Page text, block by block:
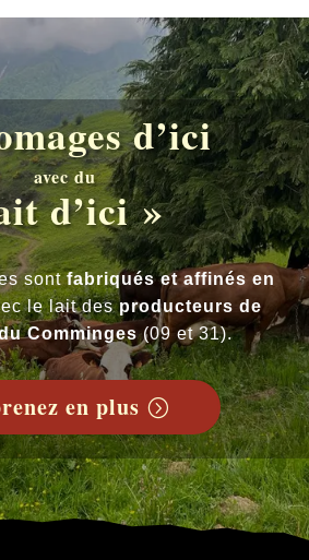
d’ici
avec du
d’ici »
sontfabriqués et affinés en
le lait desproducteurs de
Comminges(09 et 31).
en plus